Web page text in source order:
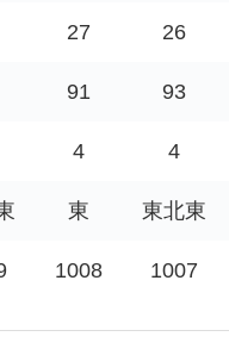
27 26
91 93
4 4
東 東北東
1008 1007